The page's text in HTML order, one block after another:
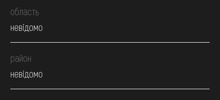
область
невідомо
район
невідомо